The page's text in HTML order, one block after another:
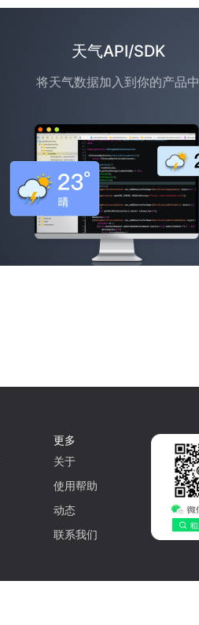
天气API/SDK
将天气数据加入到你的产品中
更多
关于
使用帮助
动态
联系我们